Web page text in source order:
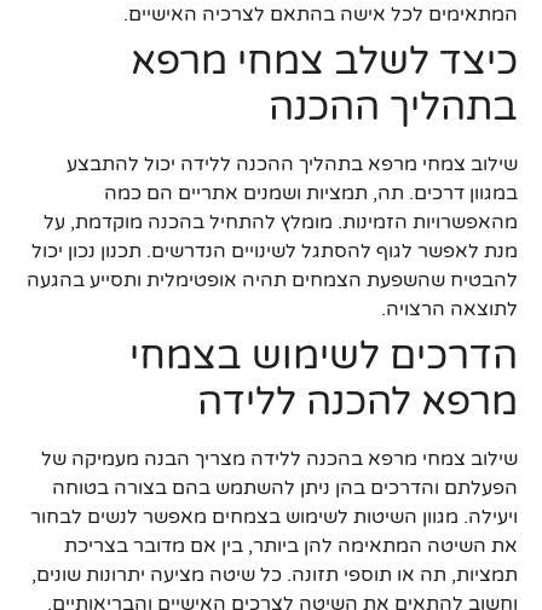
המתאימים לכל אישה בהתאם לצרכיה האישיים.
כיצד לשלב צמחי מרפא
בתהליך ההכנה
שילוב צמחי מרפא בתהליך ההכנה ללידה יכול להתבצע
במגוון דרכים. תה, תמציות ושמנים אתריים הם כמה
מהאפשרויות הזמינות. מומלץ להתחיל בהכנה מוקדמת, על
מנת לאפשר לגוף להסתגל לשינויים הנדרשים. תכנון נכון יכול
להבטיח שהשפעת הצמחים תהיה אופטימלית ותסייע בהגעה
לתוצאה הרצויה.
הדרכים לשימוש בצמחי
מרפא להכנה ללידה
שילוב צמחי מרפא בהכנה ללידה מצריך הבנה מעמיקה של
הפעלתם והדרכים בהן ניתן להשתמש בהם בצורה בטוחה
ויעילה. מגוון השיטות לשימוש בצמחים מאפשר לנשים לבחור
את השיטה המתאימה להן ביותר, בין אם מדובר בצריכת
תמציות, תה או תוספי תזונה. כל שיטה מציעה יתרונות שונים,
וחשוב להתאים את השיטה לצרכים האישיים והבריאותיים.